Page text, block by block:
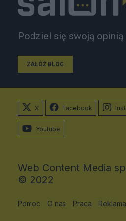
Podziel się swoją opinią
ZAŁÓŻ BLOG
X Facebook
Youtube
Web Content Media
© 2022
Pomoc O nas Praca Reklama